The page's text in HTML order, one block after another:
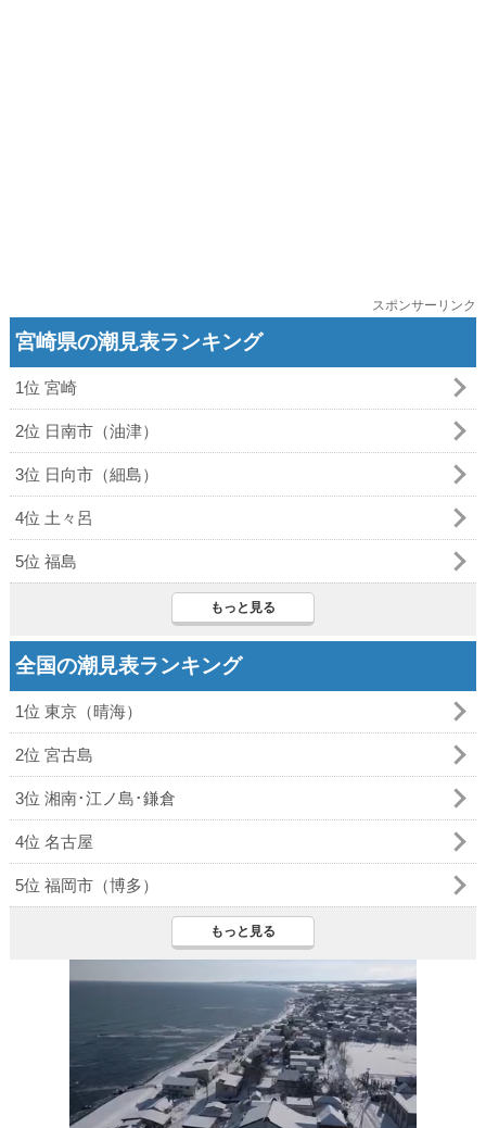
スポンサーリンク
宮崎県の潮見表ランキング
1位 宮崎
2位 日南市（油津）
3位 日向市（細島）
4位 土々呂
5位 福島
もっと見る
全国の潮見表ランキング
1位 東京（晴海）
2位 宮古島
3位 湘南･江ノ島･鎌倉
4位 名古屋
5位 福岡市（博多）
もっと見る